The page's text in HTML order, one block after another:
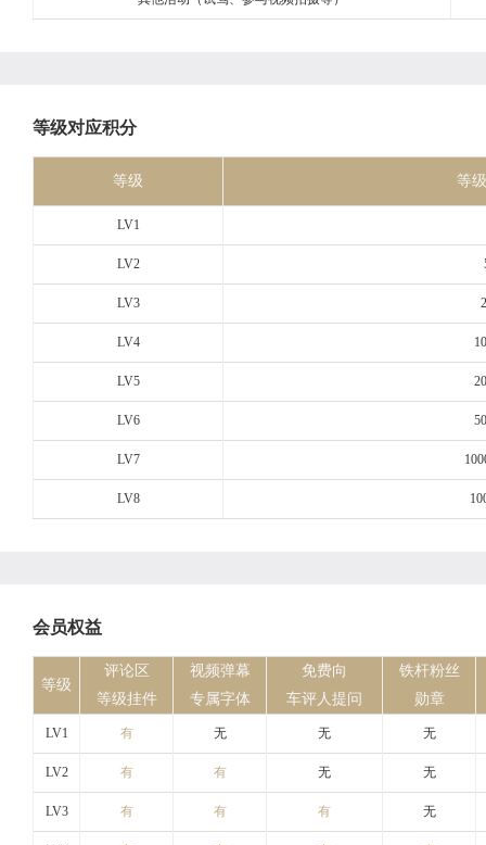
等级对应积分
等级 等
LV1
LV2
LV3
LV4
LV5
LV6
LV7
LV8
会员权益
等级
评论区
等级挂件
视频弹幕
专属字体
免费向
车评人提问
铁杆粉丝
勋章
LV1 有 无 无 无
LV2 有 有 无 无
LV3 有 有 有 无